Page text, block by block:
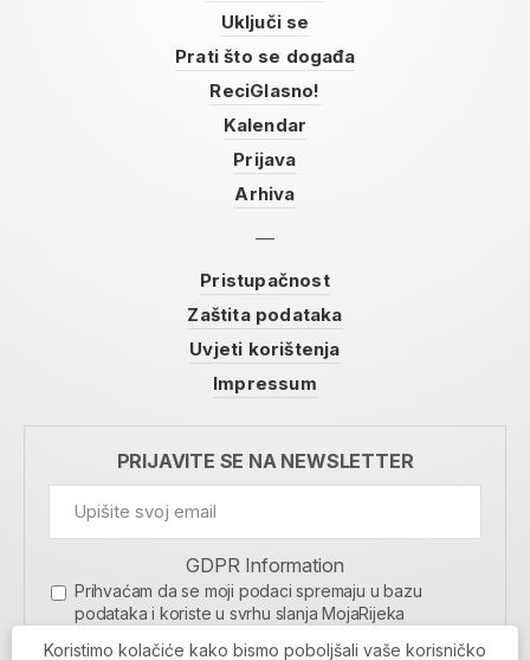
Uključi se
Prati što se događa
ReciGlasno!
Kalendar
Prijava
Arhiva
Pristupačnost
Zaštita podataka
Uvjeti korištenja
Impressum
PRIJAVITE SE NA NEWSLETTER
GDPR Information
Prihvaćam da se moji podaci spremaju u bazu
podataka i koriste u svrhu slanja MojaRijeka
Koristimo kolačiće kako bismo poboljšali vaše korisničko